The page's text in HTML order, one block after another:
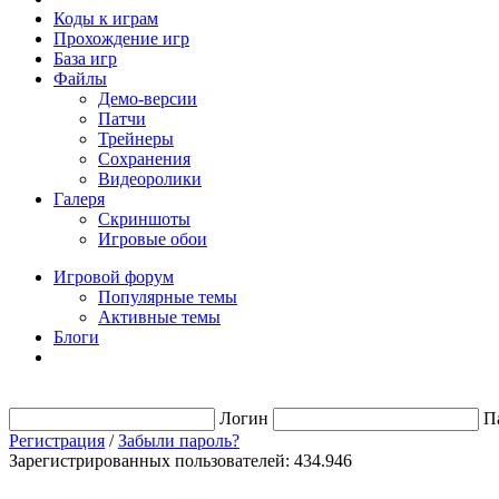
Коды к играм
Прохождение игр
База игр
Файлы
Демо-версии
Патчи
Трейнеры
Сохранения
Видеоролики
Галеря
Скриншоты
Игровые обои
Игровой форум
Популярные темы
Активные темы
Блоги
Логин
Регистрация /Забыли пароль?
Зарегистрированных пользователей: 434.946